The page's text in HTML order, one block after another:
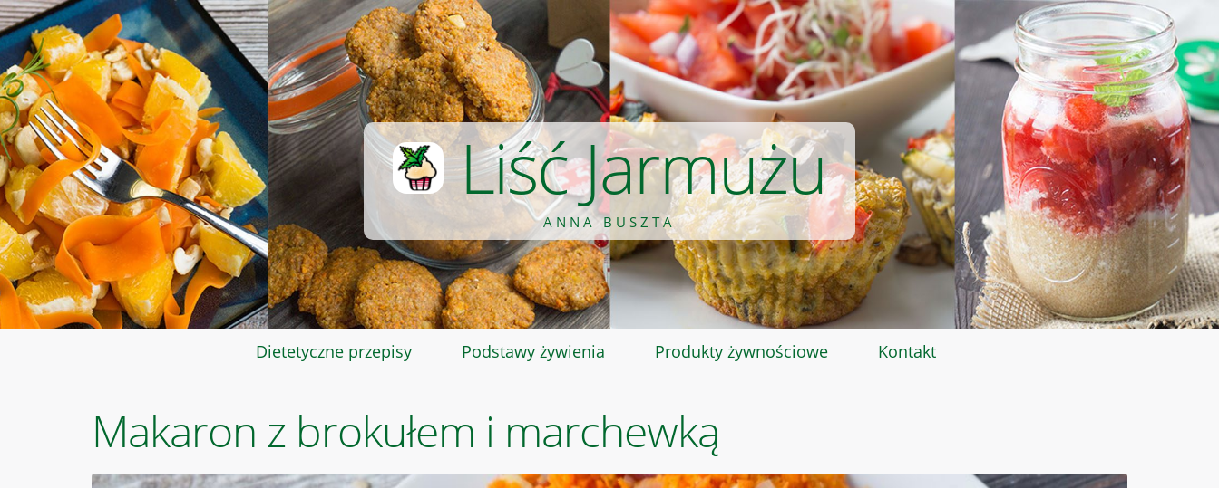
Liść Jarmużu
ANNA BUSZTA
Dietetyczne przepisy Podstawy żywienia Produkty żywnościowe Kontakt
Makaron z brokułem i marchewką